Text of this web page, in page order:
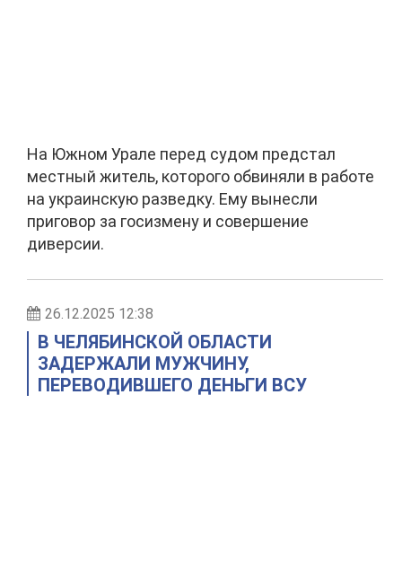
На Южном Урале перед судом предстал
местный житель, которого обвиняли в работе
на украинскую разведку. Ему вынесли
приговор за госизмену и совершение
диверсии.
26.12.2025 12:38
В ЧЕЛЯБИНСКОЙ ОБЛАСТИ
ЗАДЕРЖАЛИ МУЖЧИНУ,
ПЕРЕВОДИВШЕГО ДЕНЬГИ ВСУ